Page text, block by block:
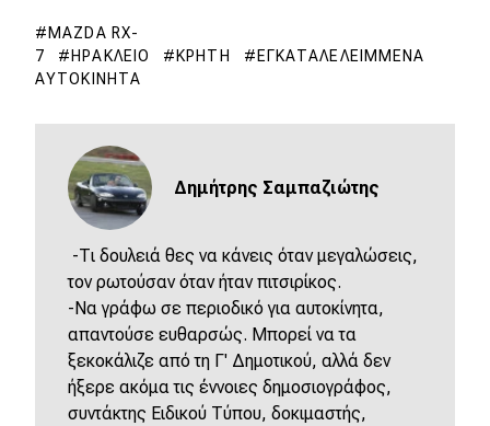
MAZDA RX-
7
ΗΡΆΚΛΕΙΟ ΚΡΉΤΗ
ΕΓΚΑΤΑΛΕΛΕΙΜΜΈΝΑ
ΑΥΤΟΚΊΝΗΤΑ
Δημήτρης Σαμπαζιώτης
-Τι δουλειά θες να κάνεις όταν μεγαλώσεις,
τον ρωτούσαν όταν ήταν πιτσιρίκος.
-Να γράφω σε περιοδικό για αυτοκίνητα,
απαντούσε ευθαρσώς. Μπορεί να τα
ξεκοκάλιζε από τη Γ' Δημοτικού, αλλά δεν
ήξερε ακόμα τις έννοιες δημοσιογράφος,
συντάκτης Ειδικού Τύπου, δοκιμαστής,